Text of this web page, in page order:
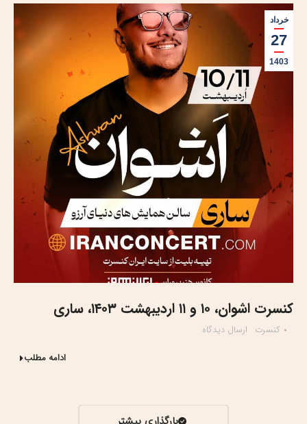
خرداد
27
1403
کنسرت اشوان، ۱۰ و ۱۱ اردیبهشت ۱۴۰۳، ساری
کنسرت
ارسال دیدگاه
ادامه مطلب